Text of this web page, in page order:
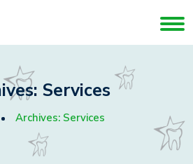
Services
Archives: Services